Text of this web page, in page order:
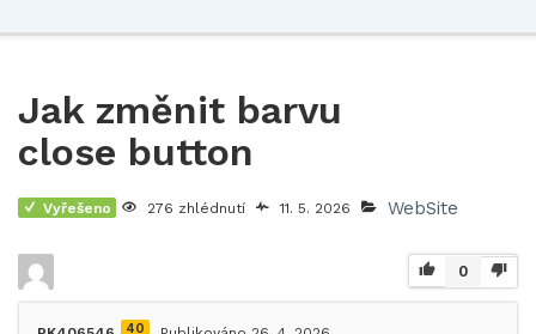
Jak změnit barvu
close button
Vyřešeno 276 zhlédnutí 11. 5. 2026 WebSite
0
40